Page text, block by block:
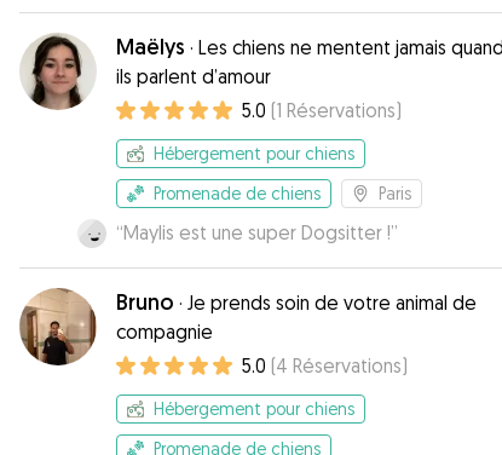
Maëlys · Les chiens ne mentent jamais quand
ils parlent d’amour
5.0 (1 Réservations)
Hébergement pour chiens
Promenade de chiens
Paris
“Maylis est une super Dogsitter !”
Bruno · Je prends soin de votre animal de
compagnie
5.0 (4 Réservations)
Hébergement pour chiens
Promenade de chiens